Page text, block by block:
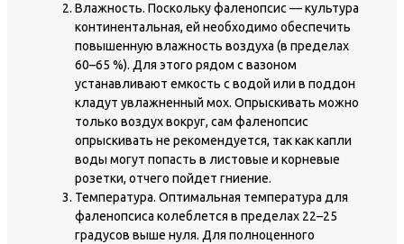
Влажность. Поскольку фаленопсис — культура
континентальная, ей необходимо обеспечить
повышенную влажность воздуха (в пределах
60–65 %). Для этого рядом с вазоном
устанавливают емкость с водой или в поддон
кладут увлажненный мох. Опрыскивать можно
только воздух вокруг, сам фаленопсис
опрыскивать не рекомендуется, так как капли
воды могут попасть в листовые и корневые
розетки, отчего пойдет гниение.
Температура. Оптимальная температура для
фаленопсиса колеблется в пределах 22–25
градусов выше нуля. Для полноценного